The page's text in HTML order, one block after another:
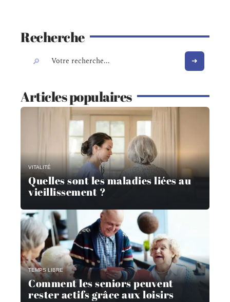
Recherche
Articles populaires
VITALITÉ
Quelles sont les maladies liées au
vieillissement ?
TEMPS LIBRE
Comment les seniors peuvent
rester actifs grâce aux loisirs